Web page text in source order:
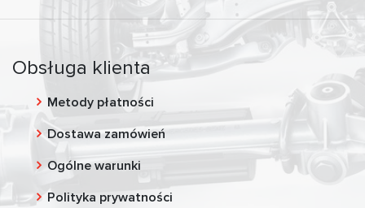
Obsługa klienta
Metody płatności
Dostawa zamówień
Ogólne warunki
Polityka prywatności